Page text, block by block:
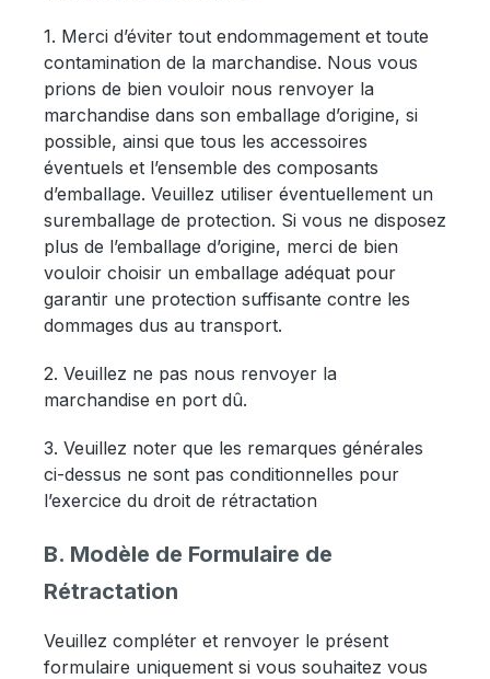
1. Merci d’éviter tout endommagement et toute
contamination de la marchandise. Nous vous
prions de bien vouloir nous renvoyer la
marchandise dans son emballage d’origine, si
possible, ainsi que tous les accessoires
éventuels et l’ensemble des composants
d’emballage. Veuillez utiliser éventuellement un
suremballage de protection. Si vous ne disposez
plus de l’emballage d’origine, merci de bien
vouloir choisir un emballage adéquat pour
garantir une protection suffisante contre les
dommages dus au transport.
2. Veuillez ne pas nous renvoyer la
marchandise en port dû.
3. Veuillez noter que les remarques générales
ci-dessus ne sont pas conditionnelles pour
l’exercice du droit de rétractation
B. Modèle de Formulaire de
Rétractation
Veuillez compléter et renvoyer le présent
formulaire uniquement si vous souhaitez vous